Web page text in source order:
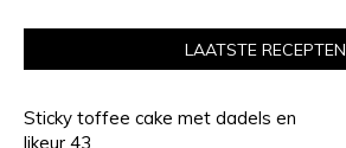
LAATSTE RECEPTEN
Sticky toffee cake met dadels en
likeur 43